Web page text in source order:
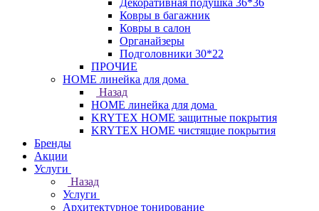
Декоративная подушка 36*36
Ковры в багажник
Ковры в салон
Органайзеры
Подголовники 30*22
ПРОЧИЕ
HOME линейка для дома
Назад
HOME линейка для дома
KRYTEX HOME защитные покрытия
KRYTEX HOME чистящие покрытия
Бренды
Акции
Услуги
Назад
Услуги
Архитектурное тонирование